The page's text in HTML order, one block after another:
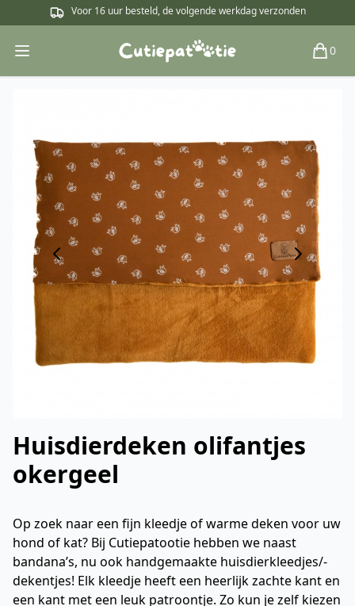
Voor 16 uur besteld, de volgende werkdag verzonden
Open main menu 0
Huisdierdeken olifantjes
okergeel
Op zoek naar een fijn kleedje of warme deken voor uw
hond of kat? Bij Cutiepatootie hebben we naast
bandana’s, nu ook handgemaakte huisdierkleedjes/-
dekentjes! Elk kleedje heeft een heerlijk zachte kant en
een kant met een leuk patroontje. Zo kun je zelf kiezen